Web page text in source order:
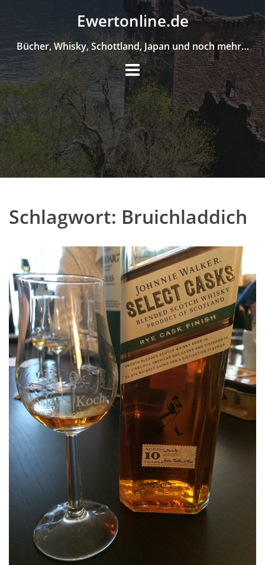
to
Ewertonline.de
Bücher, Whisky, Schottland, Japan und noch mehr…
Schlagwort: Bruichladdich